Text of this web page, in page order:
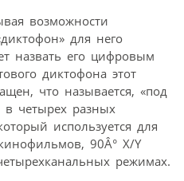
возможности
для него
назвать его цифровым
диктофона этот
что называется, «под
в четырех разных
используется для
90Â° X/Y
режимах.